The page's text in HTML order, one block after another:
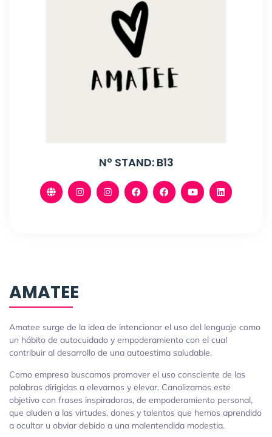
Nº STAND: B13
AMATEE
Amatee surge de la idea de intencionar el uso del lenguaje como
un hábito de autocuidado y empoderamiento con el cual
contribuir al desarrollo de una autoestima saludable.
Como empresa buscamos promover el uso consciente de las
palabras dirigidas a elevarnos y elevar. Canalizamos este
objetivo con frases inspiradoras, de empoderamiento personal,
que aluden a las virtudes, dones y talentos que hemos aprendido
a ocultar u obviar debido a una malentendida modestia.